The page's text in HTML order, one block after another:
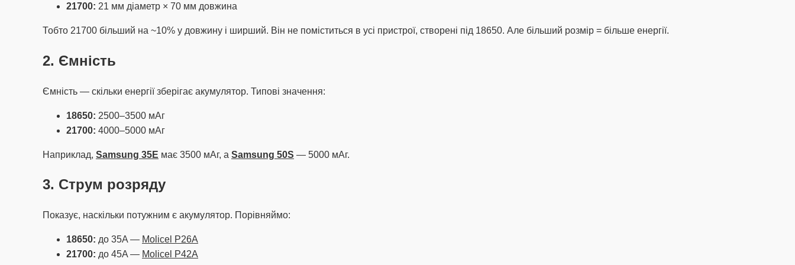
21700: 21 мм діаметр × 70 мм довжина
Тобто 21700 більший на ~10% у довжину і ширший. Він не поміститься в усі пристрої, створені під 18650. Але більший розмір = більше енергії.
2. Ємність
Ємність — скільки енергії зберігає акумулятор. Типові значення:
18650: 2500–3500 мАг
21700: 4000–5000 мАг
Наприклад, Samsung 35E має 3500 мАг, а Samsung 50S — 5000 мАг.
3. Струм розряду
Показує, наскільки потужним є акумулятор. Порівняймо:
18650: до 35A — Molicel P26A
21700: до 45A — Molicel P42A